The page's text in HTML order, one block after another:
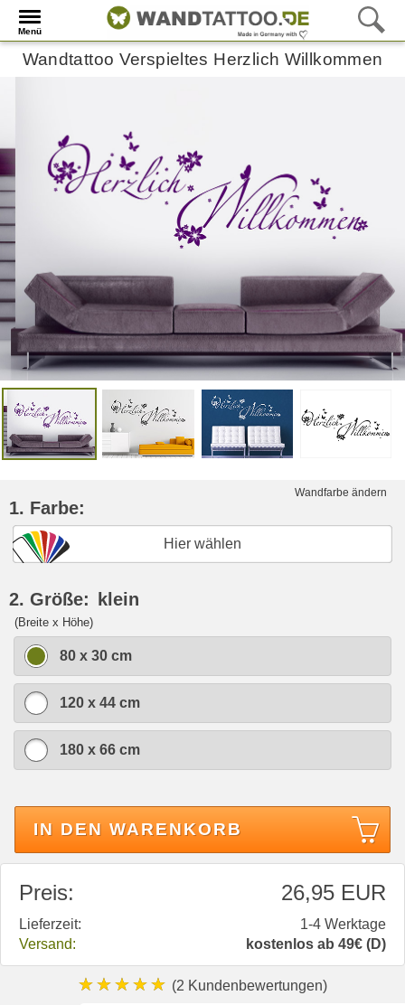
Menü
Wandtattoo Verspieltes Herzlich Willkommen
Wandfarbe ändern
1. Farbe:
Hier wählen
2. Größe: klein
(Breite x Höhe)
80 x 30 cm
120 x 44 cm
180 x 66 cm
IN DEN WARENKORB
Preis: 26,95 EUR
Lieferzeit:
1-4 Werktage
Versand:
kostenlos ab 49€ (D)
★★★★★ (2 Kundenbewertungen)